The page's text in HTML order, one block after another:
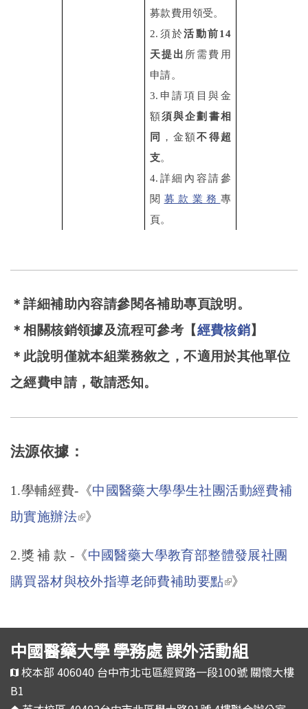
募款費用領受。
2.須於活動前14
天提出 所需費用
申請。
3.申請項目與金
額須與企劃書相
同
，金額不得超
支。
4.詳細內容請參
閱 募款業務 專
頁。
＊詳細補助內容請參閱各補助專頁說明。
＊相關核銷領據及流程可參考【經費核銷】
＊此說明僅就本組業務敘之，不適用於其他單位
之經費申請，敬請悉知。
法源依據：
1.學輔經費-《中國醫藥大學學生社團活動經費補
助實施辦法(link is external)
》
2.獎補款 - 《中國醫藥大學教育部整體發展社團
購買器材與校外指導老師費補助要點(link is
》
中國醫藥大學 學務處 課外活動組
校本部 406040 台中市北屯區經貿路一段100號 關懷大樓
B1